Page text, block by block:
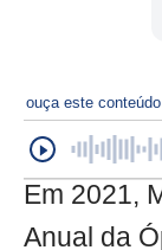
ouça este conteúdo
Em 2021,
Anual da